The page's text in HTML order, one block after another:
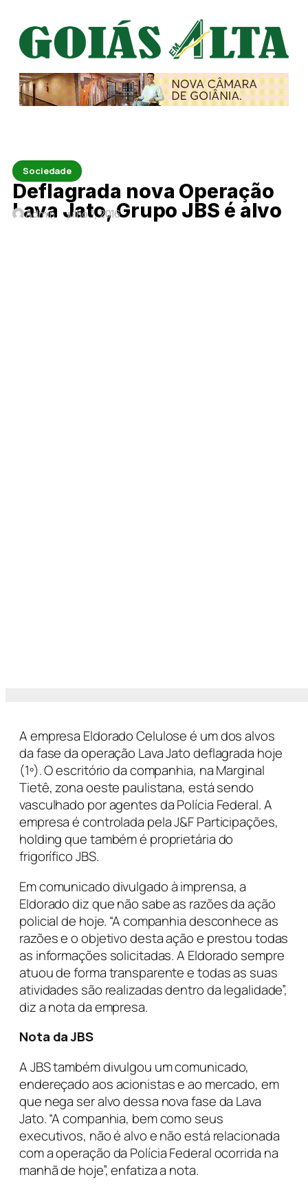
Sociedade
Deflagrada nova Operação
Lava Jato, Grupo JBS é alvo
Admin julho 1, 2016
A empresa Eldorado Celulose é um dos alvos
da fase da operação Lava Jato deflagrada hoje
(1º). O escritório da companhia, na Marginal
Tietê, zona oeste paulistana, está sendo
vasculhado por agentes da Polícia Federal. A
empresa é controlada pela J&F Participações,
holding que também é proprietária do
frigorífico JBS.
Em comunicado divulgado à imprensa, a
Eldorado diz que não sabe as razões da ação
policial de hoje. “A companhia desconhece as
razões e o objetivo desta ação e prestou todas
as informações solicitadas. A Eldorado sempre
atuou de forma transparente e todas as suas
atividades são realizadas dentro da legalidade”,
diz a nota da empresa.
Nota da JBS
A JBS também divulgou um comunicado,
endereçado aos acionistas e ao mercado, em
que nega ser alvo dessa nova fase da Lava
Jato. “A companhia, bem como seus
executivos, não é alvo e não está relacionada
com a operação da Polícia Federal ocorrida na
manhã de hoje”, enfatiza a nota.